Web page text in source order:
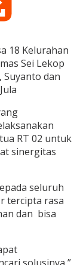
18 Kelurahan
Sei Lekop
Suyanto dan
RT 02 untuk
sinergitas
seluruh
tercipta rasa
dan bisa